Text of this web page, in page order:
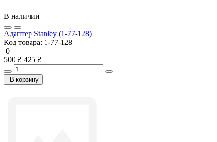
В наличии
Адаптер Stanley (1-77-128)
Код товара: 1-77-128
0
500 ₴ 425 ₴
В корзину